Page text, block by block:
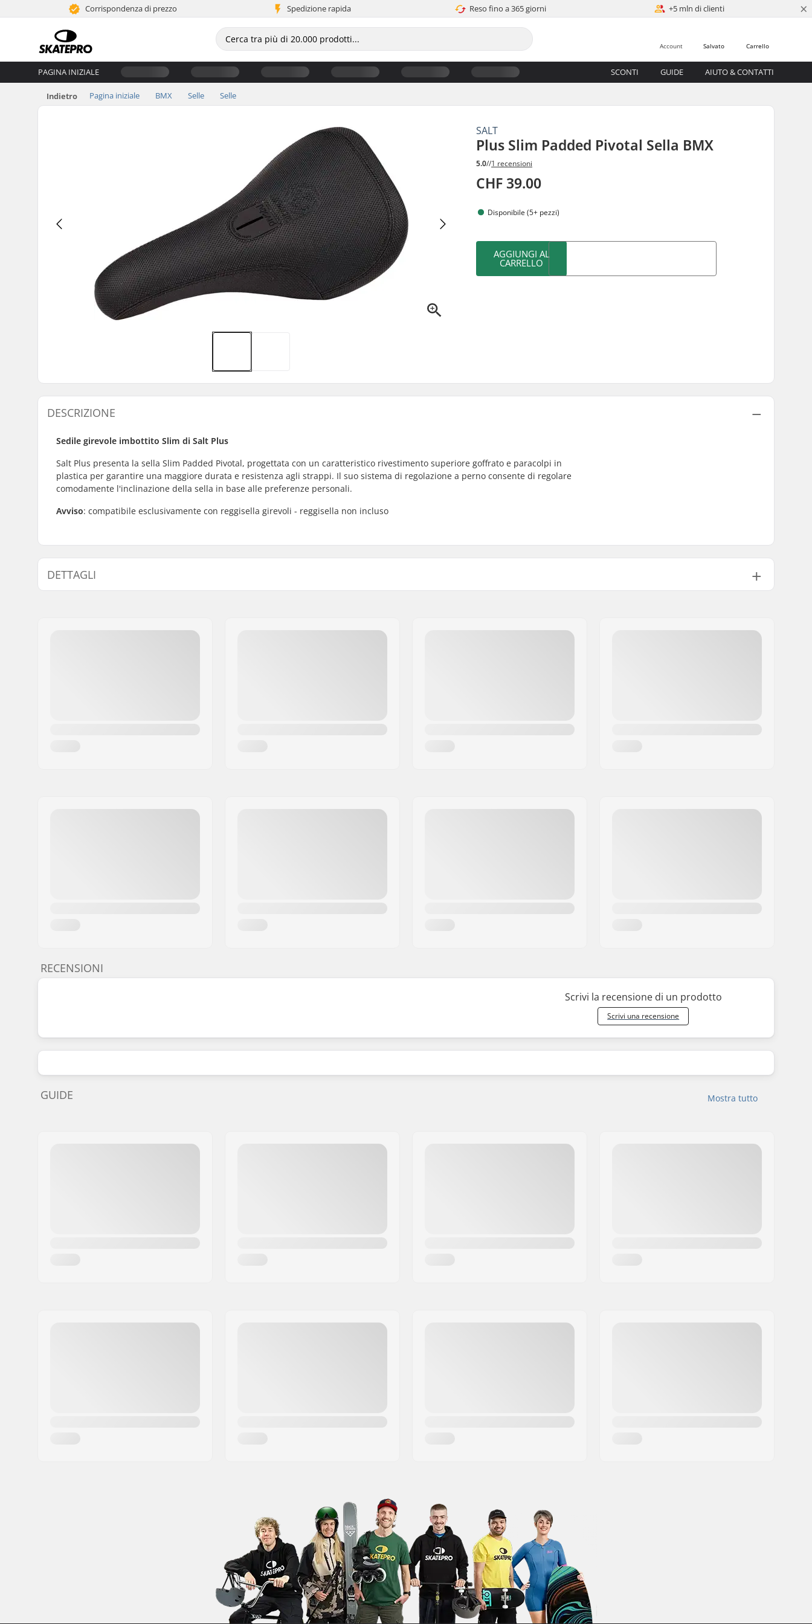
Corrispondenza di prezzo Spedizione rapida Reso fino a 365 giorni +5 mln di clienti ×
Carrello
Salvato
Account
PAGINA INIZIALE SCONTI GUIDE AIUTO & CONTATTI
Indietro Pagina iniziale BMX Selle Selle
SALT
Plus Slim Padded Pivotal Sella BMX
5.0//1 recensioni
CHF 39.00
Disponibile (5+ pezzi)
AGGIUNGI AL
CARRELLO
DESCRIZIONE
Sedile girevole imbottito Slim di Salt Plus
Salt Plus presenta la sella Slim Padded Pivotal, progettata con un caratteristico rivestimento superiore goffrato e paracolpi in
plastica per garantire una maggiore durata e resistenza agli strappi. Il suo sistema di regolazione a perno consente di regolare
comodamente l'inclinazione della sella in base alle preferenze personali.
Avviso: compatibile esclusivamente con reggisella girevoli - reggisella non incluso
DETTAGLI
RECENSIONI
Scrivi la recensione di un prodotto
Scrivi una recensione
Mostra tutto
GUIDE